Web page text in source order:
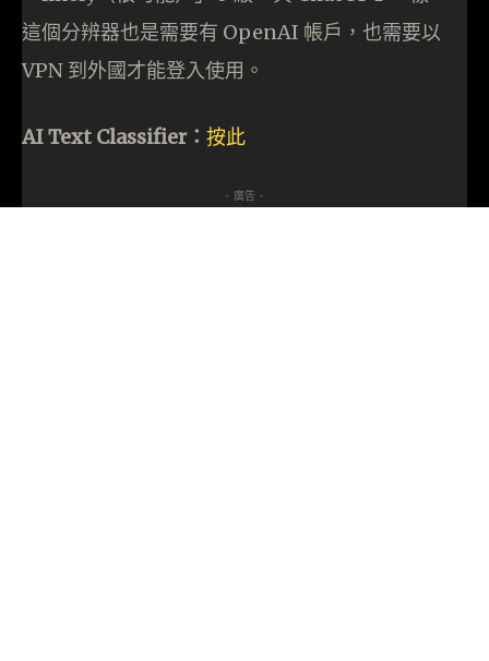
這個分辨器也是需要有 OpenAI 帳戶，也需要以
VPN 到外國才能登入使用。
AI Text Classifier： 按此
- 廣告 -